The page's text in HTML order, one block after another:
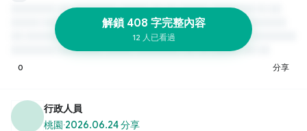
解鎖 408 字完整內容
12 人已看過
0 分享
行政人員
桃園·2026.06.24 分享